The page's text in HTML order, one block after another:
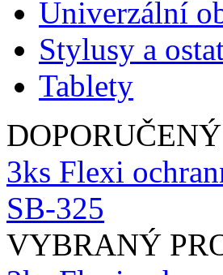
Univerzální
Stylusy a
Tablety
3ks Flexi
SB-325
VYBRANÝ